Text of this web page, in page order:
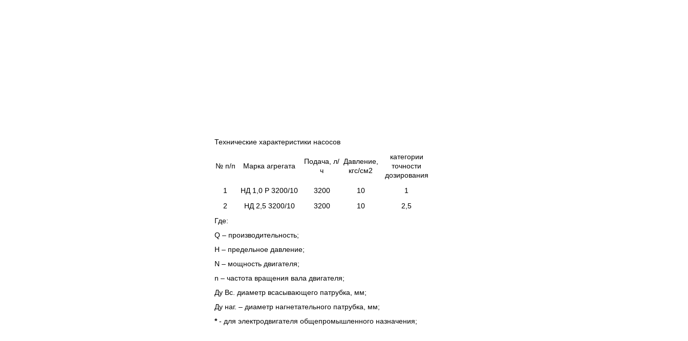
Технические характеристики насосов
№ п/п Марка агрегата
Подача, л/
ч
Давление,
кгс/см2
категории
точности
дозирования
1
НД 1,0 Р 3200/10 3200 10
1
2
НД 2,5 3200/10 3200 10
2,5
Где:
Q – производительность;
Н – предельное давление;
N – мощность двигателя;
n – частота вращения вала двигателя;
Ду Вс. диаметр всасывающего патрубка, мм;
Ду наг. – диаметр нагнетательного патрубка, мм;
*- для электродвигателя общепромышленного назначения;